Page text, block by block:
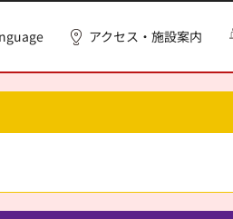
アクセス・施設案内